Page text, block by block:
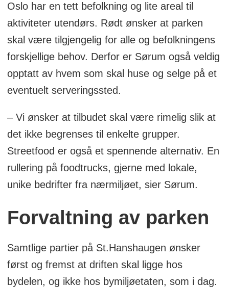
Oslo har en tett befolkning og lite areal til
aktiviteter utendørs. Rødt ønsker at parken
skal være tilgjengelig for alle og befolkningens
forskjellige behov. Derfor er Sørum også veldig
opptatt av hvem som skal huse og selge på et
eventuelt serveringssted.
– Vi ønsker at tilbudet skal være rimelig slik at
det ikke begrenses til enkelte grupper.
Streetfood er også et spennende alternativ. En
rullering på foodtrucks, gjerne med lokale,
unike bedrifter fra nærmiljøet, sier Sørum.
Forvaltning av parken
Samtlige partier på St.Hanshaugen ønsker
først og fremst at driften skal ligge hos
bydelen, og ikke hos bymiljøetaten, som i dag.